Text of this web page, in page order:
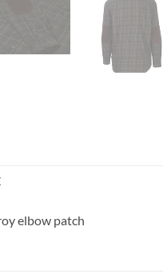
elbow patch